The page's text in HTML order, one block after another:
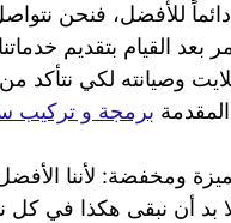
للأفضل، فنحن
القيام بتقديم
وصيانته لكي نتأكد
برمجة و تركيب
ومخفضة: لأننا
بد أن نبقى هكذا في كل